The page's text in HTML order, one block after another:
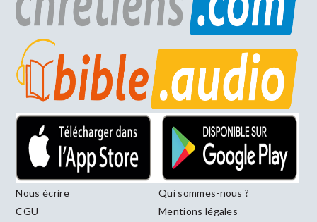
Nous écrire
Qui sommes-nous ?
CGU
Mentions légales